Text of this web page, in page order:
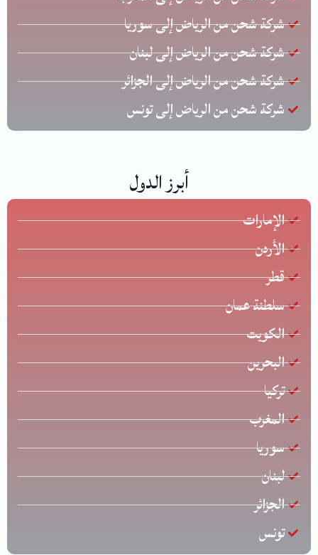
شركة شحن من الرياض إلى سوريا
شركة شحن من الرياض إلى لبنان
شركة شحن من الرياض إلى الجزائر
شركة شحن من الرياض إلى تونس
أبرز الدول
الإمارات
الأردن
قطر
سلطنة عمان
الكويت
البحرين
تركيا
المغرب
سوريا
لبنان
الجزائر
تونس